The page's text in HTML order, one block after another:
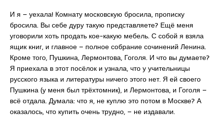
И я – уехала! Комнату московскую бросила, прописку
бросила. Вы себе дуру такую представляете? Ещё меня
уговорили хоть продать кое-какую мебель. С собой я взяла
ящик книг, и главное – полное собрание сочинений Ленина.
Кроме того, Пушкина, Лермонтова, Гоголя. И что вы думаете?
Я приехала в этот посёлок и узнала, что у учительницы
русского языка и литературы ничего этого нет. Я ей своего
Пушкина (у меня был трёхтомник), и Лермонтова, и Гоголя –
всё отдала. Думала: что я, не куплю это потом в Москве? А
оказалось, что купить очень трудно, – не издавали.